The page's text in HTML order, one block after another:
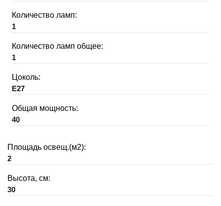
Количество ламп:
1
Количество ламп общее:
1
Цоколь:
E27
Общая мощность:
40
Площадь освещ.(м2):
2
Высота, см:
30